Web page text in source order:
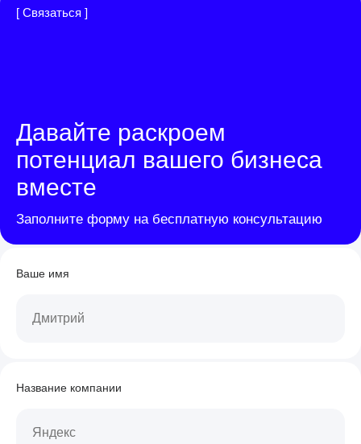
[ Связаться ]
Давайте раскроем
потенциал вашего бизнеса
вместе
Заполните форму на бесплатную консультацию
Ваше имя
Название компании